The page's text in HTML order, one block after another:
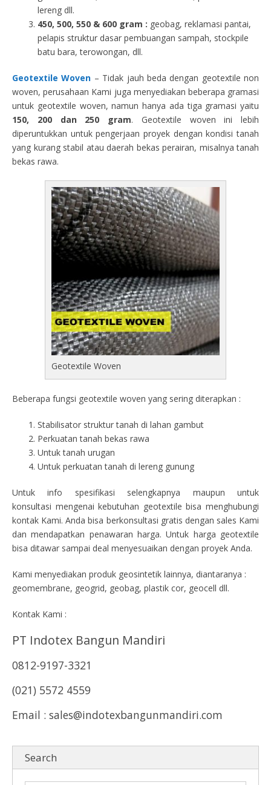
lereng dll.
450, 500, 550 & 600 gram : geobag, reklamasi pantai,
pelapis struktur dasar pembuangan sampah, stockpile
batu bara, terowongan, dll.
Geotextile Woven – Tidak jauh beda dengan geotextile non
woven, perusahaan Kami juga menyediakan beberapa gramasi
untuk geotextile woven, namun hanya ada tiga gramasi yaitu
150, 200 dan 250 gram. Geotextile woven ini lebih
diperuntukkan untuk pengerjaan proyek dengan kondisi tanah
yang kurang stabil atau daerah bekas perairan, misalnya tanah
bekas rawa.
Geotextile Woven
Beberapa fungsi geotextile woven yang sering diterapkan :
Stabilisator struktur tanah di lahan gambut
Perkuatan tanah bekas rawa
Untuk tanah urugan
Untuk perkuatan tanah di lereng gunung
Untuk info spesifikasi selengkapnya maupun untuk
konsultasi mengenai kebutuhan geotextile bisa menghubungi
kontak Kami. Anda bisa berkonsultasi gratis dengan sales Kami
dan mendapatkan penawaran harga. Untuk harga geotextile
bisa ditawar sampai deal menyesuaikan dengan proyek Anda.
Kami menyediakan produk geosintetik lainnya, diantaranya :
geomembrane, geogrid, geobag, plastik cor, geocell dll.
Kontak Kami :
PT Indotex Bangun Mandiri
0812-9197-3321
(021) 5572 4559
Email : sales@indotexbangunmandiri.com
Search